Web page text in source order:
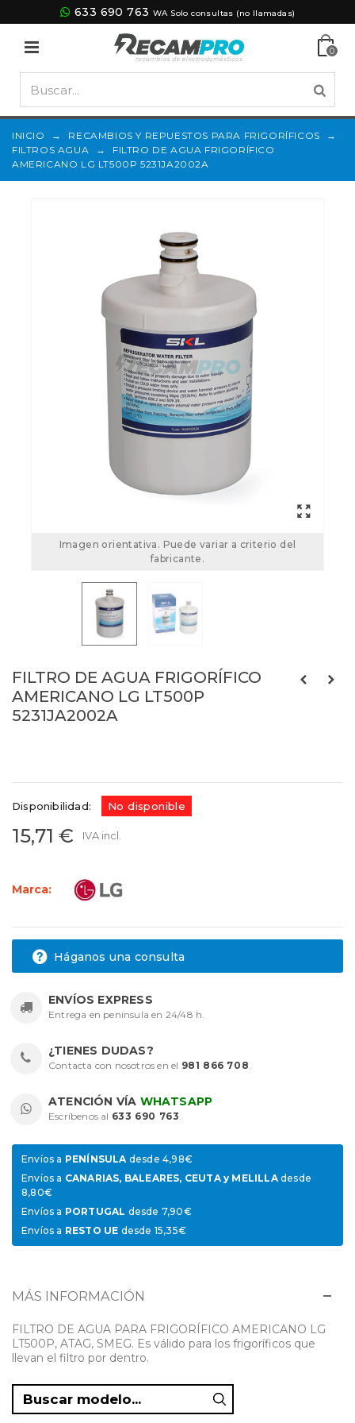
633 690 763 WA Solo consultas (no llamadas)
0
INICIO → RECAMBIOS Y REPUESTOS PARA FRIGORÍFICOS
→
FILTROS AGUA
→
FILTRO DE AGUA FRIGORÍFICO
AMERICANO LG LT500P 5231JA2002A
Imagen orientativa. Puede variar a criterio del
fabricante.
FILTRO DE AGUA FRIGORÍFICO
AMERICANO LG LT500P
5231JA2002A
Disponibilidad: No disponible
15,71 € IVA incl.
Marca:
Háganos una consulta
ENVÍOS EXPRESS
Entrega en península en 24/48 h.
¿TIENES DUDAS?
Contacta con nosotros en el 981 866 708
ATENCIÓN VÍA WHATSAPP
Escríbenos al 633 690 763
Envíos a PENÍNSULA desde 4,98€
Envíos a CANARIAS, BALEARES, CEUTA y MELILLAdesde
8,80€
Envíos a PORTUGAL desde 7,90€
Envíos a RESTO UE desde 15,35€
MÁS INFORMACIÓN
FILTRO DE AGUA PARA FRIGORÍFICO AMERICANO LG
LT500P, ATAG, SMEG. Es válido para los frigoríficos que
llevan el filtro por dentro.